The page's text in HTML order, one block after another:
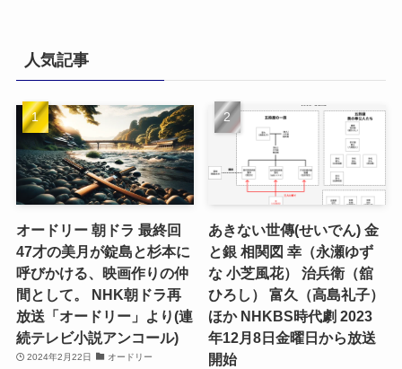
人気記事
オードリー 朝ドラ 最終回
47才の美月が錠島と杉本に
呼びかける、映画作りの仲
間として。 NHK朝ドラ再
放送「オードリー」より(連
続テレビ小説アンコール)
2024年2月22日
オードリー
あきない世傳(せいでん) 金
と銀 相関図 幸（永瀬ゆず
な 小芝風花） 治兵衛（舘
ひろし） 富久（高島礼子）
ほか NHKBS時代劇 2023
年12月8日金曜日から放送
開始